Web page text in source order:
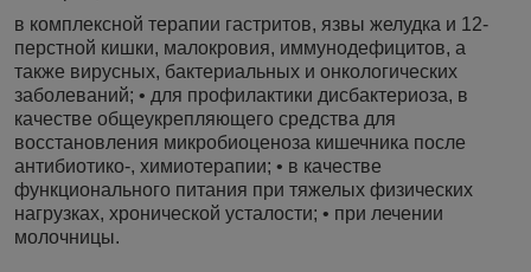
в комплексной терапии гастритов, язвы желудка и 12-
перстной кишки, малокровия, иммунодефицитов, а
также вирусных, бактериальных и онкологических
заболеваний; • для профилактики дисбактериоза, в
качестве общеукрепляющего средства для
восстановления микробиоценоза кишечника после
антибиотико-, химиотерапии; • в качестве
функционального питания при тяжелых физических
нагрузках, хронической усталости; • при лечении
молочницы.